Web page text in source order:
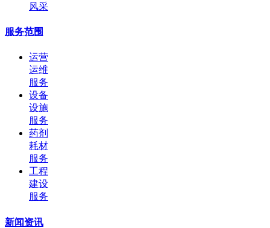
风采
服务范围
运营
运维
服务
设备
设施
服务
药剂
耗材
服务
工程
建设
服务
新闻资讯